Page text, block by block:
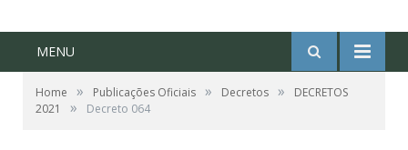
MENU
Home » Publicações Oficiais » Decretos »
DECRETOS
2021
» Decreto 064